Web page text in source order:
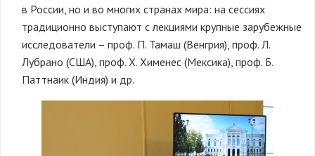
в России, но и во многих странах мира: на сессиях
традиционно выступают с лекциями крупные зарубежные
исследователи – проф. П. Тамаш (Венгрия), проф. Л.
Лубрано (США), проф. Х. Хименес (Мексика), проф. Б.
Паттнаик (Индия) и др.